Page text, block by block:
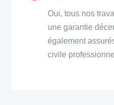
Oui, tous nos
une garantie
également
civile